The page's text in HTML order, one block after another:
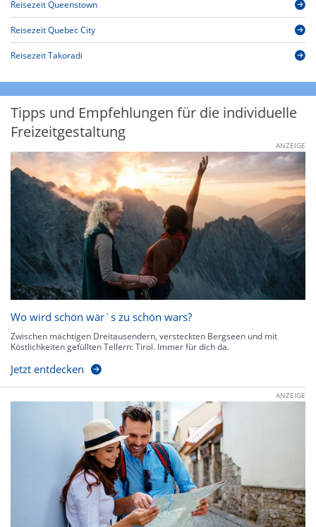
Reisezeit Queenstown
Reisezeit Quebec City
Reisezeit Takoradi
Tipps und Empfehlungen für die individuelle
Freizeitgestaltung
ANZEIGE
Wo wird schön wär`s zu schön wars?
Zwischen mächtigen Dreitausendern, versteckten Bergseen und mit
Köstlichkeiten gefüllten Tellern: Tirol. Immer für dich da.
Jetzt entdecken
ANZEIGE